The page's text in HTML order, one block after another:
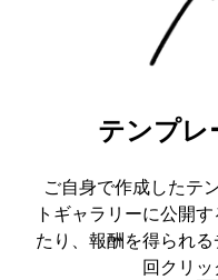
テンプレ
ご自身で作成したテ
トギャラリーに公開
たり、報酬を得られ
回クリッ